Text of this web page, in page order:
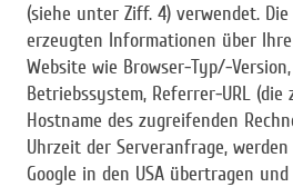
(siehe unter Ziff. 4) verwendet.
erzeugten Informationen über
Website wie Browser-Typ/-
Betriebssystem, Referrer-URL (die
Hostname des zugreifenden
Uhrzeit der Serveranfrage,
Google in den USA übertragen